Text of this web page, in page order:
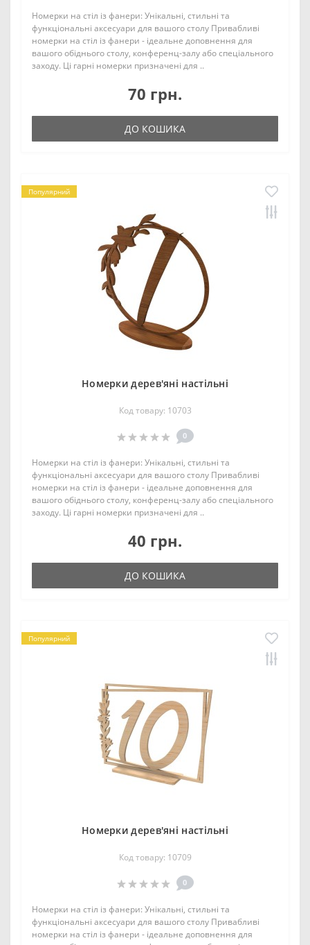
Номерки на стіл із фанери: Унікальні, стильні та
функціональні аксесуари для вашого столу Привабливі
номерки на стіл із фанери - ідеальне доповнення для
вашого обіднього столу, конференц-залу або спеціального
заходу. Ці гарні номерки призначені для ..
70 грн.
ДО КОШИКА
Популярний
Номерки дерев'яні настільні
Код товару: 10703
0
Номерки на стіл із фанери: Унікальні, стильні та
функціональні аксесуари для вашого столу Привабливі
номерки на стіл із фанери - ідеальне доповнення для
вашого обіднього столу, конференц-залу або спеціального
заходу. Ці гарні номерки призначені для ..
40 грн.
ДО КОШИКА
Популярний
Номерки дерев'яні настільні
Код товару: 10709
0
Номерки на стіл із фанери: Унікальні, стильні та
функціональні аксесуари для вашого столу Привабливі
номерки на стіл із фанери - ідеальне доповнення для